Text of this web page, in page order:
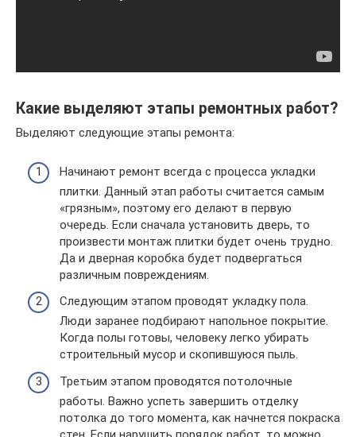
Какие выделяют этапы ремонтных работ?
Выделяют следующие этапы ремонта:
Начинают ремонт всегда с процесса укладки
плитки. Данный этап работы считается самым
«грязным», поэтому его делают в первую
очередь. Если сначала установить дверь, то
произвести монтаж плитки будет очень трудно.
Да и дверная коробка будет подвергаться
различным повреждениям.
Следующим этапом проводят укладку пола.
Люди заранее подбирают напольное покрытие.
Когда полы готовы, человеку легко убирать
строительный мусор и скопившуюся пыль.
Третьим этапом проводятся потолочные
работы. Важно успеть завершить отделку
потолка до того момента, как начнется покраска